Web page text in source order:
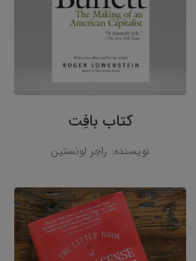
کتاب بافِت
نویسنده: راجر لونستین